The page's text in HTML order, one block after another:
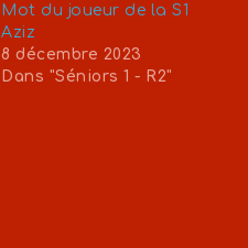
Mot du joueur de la S1
Aziz
8 décembre 2023
Dans "Séniors 1 - R2"